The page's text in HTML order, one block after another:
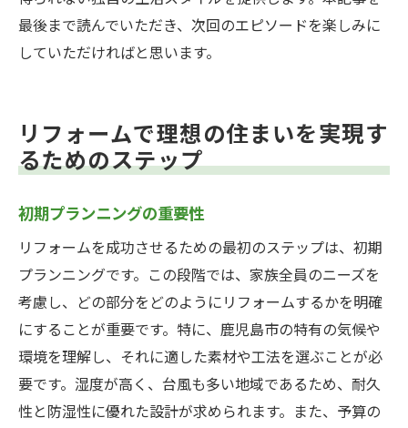
最後まで読んでいただき、次回のエピソードを楽しみに
していただければと思います。
リフォームで理想の住まいを実現す
るためのステップ
初期プランニングの重要性
リフォームを成功させるための最初のステップは、初期
プランニングです。この段階では、家族全員のニーズを
考慮し、どの部分をどのようにリフォームするかを明確
にすることが重要です。特に、鹿児島市の特有の気候や
環境を理解し、それに適した素材や工法を選ぶことが必
要です。湿度が高く、台風も多い地域であるため、耐久
性と防湿性に優れた設計が求められます。また、予算の